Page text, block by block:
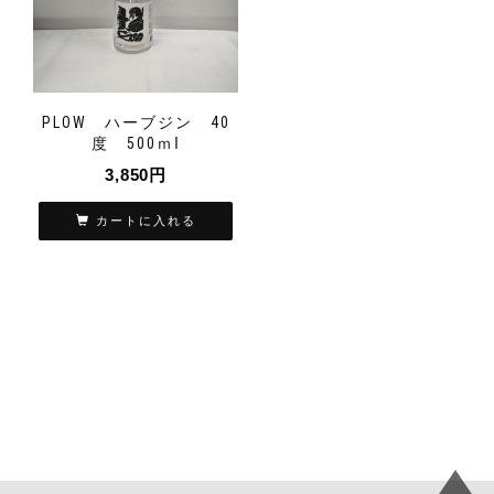
PLOW ハーブジン 40
度 500ｍⅼ
3,850 円
カートに入れる